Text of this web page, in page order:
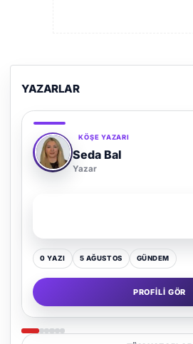
YAZARLAR
KÖŞE YAZARI
Adem Demir
Yazar
0 YAZI 16 TEMMUZ GÜNDEM
PROFILI GÖR